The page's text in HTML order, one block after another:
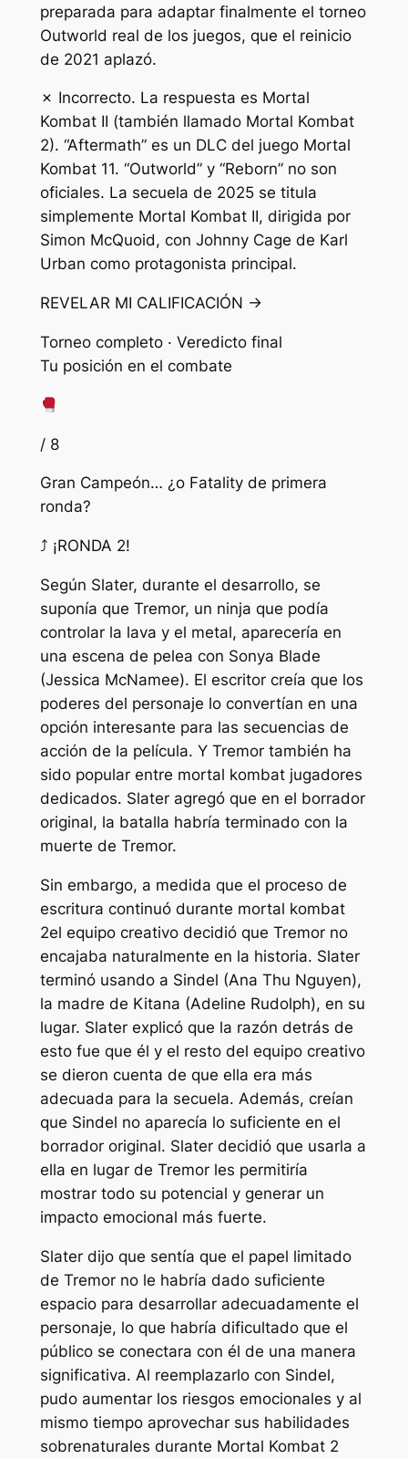
preparada para adaptar finalmente el torneo
Outworld real de los juegos, que el reinicio
de 2021 aplazó.
✗ Incorrecto. La respuesta es Mortal
Kombat II (también llamado Mortal Kombat
2). “Aftermath” es un DLC del juego Mortal
Kombat 11. “Outworld” y “Reborn” no son
oficiales. La secuela de 2025 se titula
simplemente Mortal Kombat II, dirigida por
Simon McQuoid, con Johnny Cage de Karl
Urban como protagonista principal.
REVELAR MI CALIFICACIÓN →
Torneo completo · Veredicto final
Tu posición en el combate
/ 8
Gran Campeón… ¿o Fatality de primera
ronda?
⤴ ¡RONDA 2!
Según Slater, durante el desarrollo, se
suponía que Tremor, un ninja que podía
controlar la lava y el metal, aparecería en
una escena de pelea con Sonya Blade
(Jessica McNamee). El escritor creía que los
poderes del personaje lo convertían en una
opción interesante para las secuencias de
acción de la película. Y Tremor también ha
sido popular entre mortal kombat jugadores
dedicados. Slater agregó que en el borrador
original, la batalla habría terminado con la
muerte de Tremor.
Sin embargo, a medida que el proceso de
escritura continuó durante mortal kombat
2el equipo creativo decidió que Tremor no
encajaba naturalmente en la historia. Slater
terminó usando a Sindel (Ana Thu Nguyen),
la madre de Kitana (Adeline Rudolph), en su
lugar. Slater explicó que la razón detrás de
esto fue que él y el resto del equipo creativo
se dieron cuenta de que ella era más
adecuada para la secuela. Además, creían
que Sindel no aparecía lo suficiente en el
borrador original. Slater decidió que usarla a
ella en lugar de Tremor les permitiría
mostrar todo su potencial y generar un
impacto emocional más fuerte.
Slater dijo que sentía que el papel limitado
de Tremor no le habría dado suficiente
espacio para desarrollar adecuadamente el
personaje, lo que habría dificultado que el
público se conectara con él de una manera
significativa. Al reemplazarlo con Sindel,
pudo aumentar los riesgos emocionales y al
mismo tiempo aprovechar sus habilidades
sobrenaturales durante Mortal Kombat 2